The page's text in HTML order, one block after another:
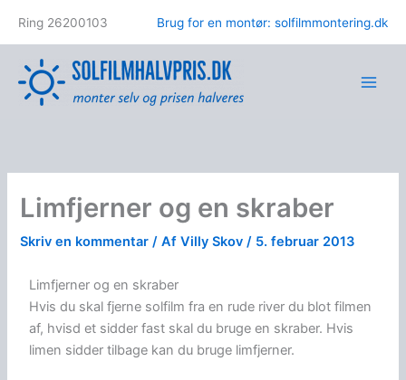
Ring 26200103 Brug for en montør: solfilmmontering.dk
Limfjerner og en skraber
Skriv en kommentar / AfVilly Skov/ 5. februar 2013
Limfjerner og en skraber
Hvis du skal fjerne solfilm fra en rude river du blot filmen
af, hvisd et sidder fast skal du bruge en skraber. Hvis
limen sidder tilbage kan du bruge limfjerner.